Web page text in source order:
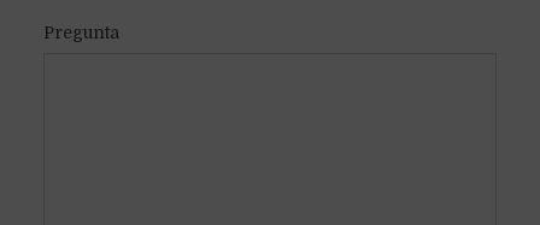
Pregunta